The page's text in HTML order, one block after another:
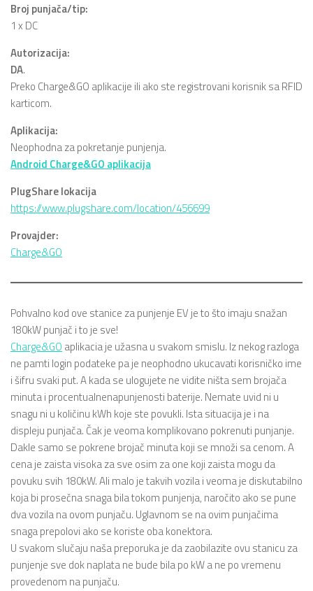
Broj punjača/tip:
1 x DC
Autorizacija:
DA.
Preko Charge&GO aplikacije ili ako ste registrovani korisnik sa RFID
karticom.
Aplikacija:
Neophodna za pokretanje punjenja.
Android Charge&GO aplikacija
PlugShare lokacija
https://www.plugshare.com/location/456699
Provajder:
Charge&GO
Pohvalno kod ove stanice za punjenje EV je to što imaju snažan
180kW punjač i to je sve!
Charge&GO aplikacia je užasna u svakom smislu. Iz nekog razloga
ne pamti login podateke pa je neophodno ukucavati korisničko ime
i šifru svaki put. A kada se ulogujete ne vidite ništa sem brojača
minuta i procentualnenapunjenosti baterije. Nemate uvid ni u
snagu ni u količinu kWh koje ste povukli. Ista situacija je i na
displeju punjača. Čak je veoma komplikovano pokrenuti punjanje.
Dakle samo se pokrene brojač minuta koji se množi sa cenom. A
cena je zaista visoka za sve osim za one koji zaista mogu da
povuku svih 180kW. Ali malo je takvih vozila i veoma je diskutabilno
koja bi prosečna snaga bila tokom punjenja, naročito ako se pune
dva vozila na ovom punjaču. Uglavnom se na ovim punjačima
snaga prepolovi ako se koriste oba konektora.
U svakom slučaju naša preporuka je da zaobilazite ovu stanicu za
punjenje sve dok naplata ne bude bila po kW a ne po vremenu
provedenom na punjaču.